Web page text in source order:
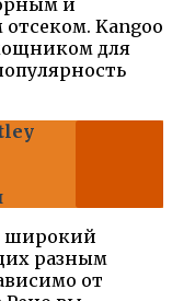
и
Kangoo
для
широкий
разным
от